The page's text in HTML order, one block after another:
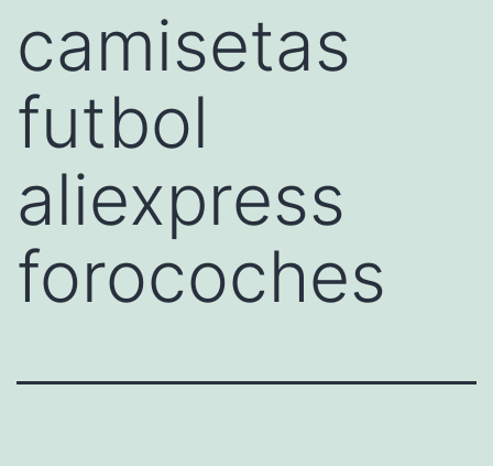
camisetas
futbol
aliexpress
forocoches